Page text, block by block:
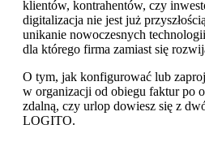
klientów, kontrahentów, czy
digitalizacja nie jest już
unikanie nowoczesnych
dla którego firma zamiast się
O tym, jak konfigurować lub
w organizacji od obiegu faktur po
zdalną, czy urlop dowiesz się z
LOGITO.